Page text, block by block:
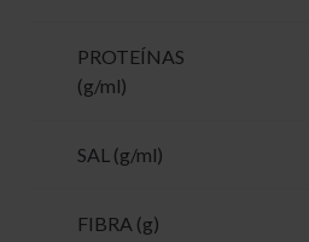
PROTEÍNAS
(g/ml)
SAL (g/ml)
FIBRA (g)